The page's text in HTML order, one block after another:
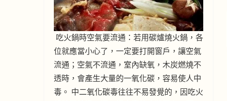
吃火鍋時空氣要流通：若用碳爐燒火鍋，各
位就應當小心了，一定要打開窗戶，讓空氣
流通；空氣不流通，室內缺氧，木炭燃燒不
透時，會產生大量的一氧化碳，容易使人中
毒。 中二氧化碳毒往往不易發覺的，因吃火